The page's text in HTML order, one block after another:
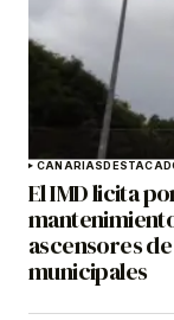
CANARIAS
El IMD licita
ascensores
municipales